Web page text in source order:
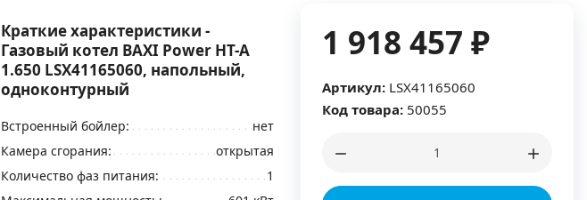
1 918 457 ₽
Артикул: LSX41165060
Код товара: 50055
Краткие характеристики -
Газовый котел BAXI Power HT-A
1.650 LSX41165060, напольный,
одноконтурный
Встроенный бойлер:
нет
Камера сгорания:
открытая
Количество фаз питания:
1